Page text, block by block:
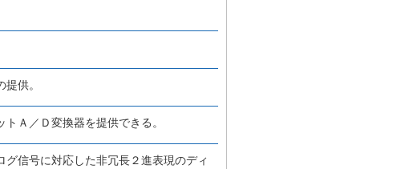
供。
Ａ／Ｄ変換器を提供できる。
信号に対応した非冗長２進表現のディ